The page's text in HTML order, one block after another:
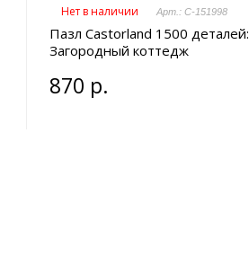
Нет в наличии Арт.: C-151998
Пазл Castorland 1500 деталей:
Загородный коттедж
870 р.